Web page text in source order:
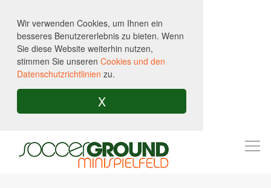
Wir verwenden Cookies, um Ihnen ein
besseres Benutzererlebnis zu bieten. Wenn
Sie diese Website weiterhin nutzen,
stimmen Sie unseren Cookies und den
Datenschutzrichtlinien zu.
X